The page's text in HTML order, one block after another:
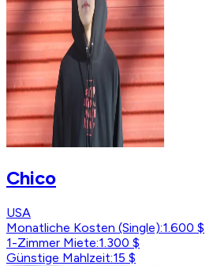
Chico
USA
Monatliche Kosten (Single):1.600 $
1-Zimmer Miete:1.300 $
Günstige Mahlzeit:15 $